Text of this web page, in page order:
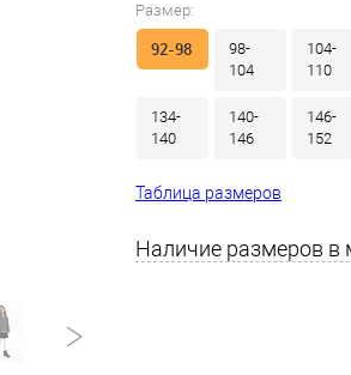
Размер:
92-98
98-
104
104-
110
134-
140
140-
146
146-
152
Таблица размеров
Наличие размеров в